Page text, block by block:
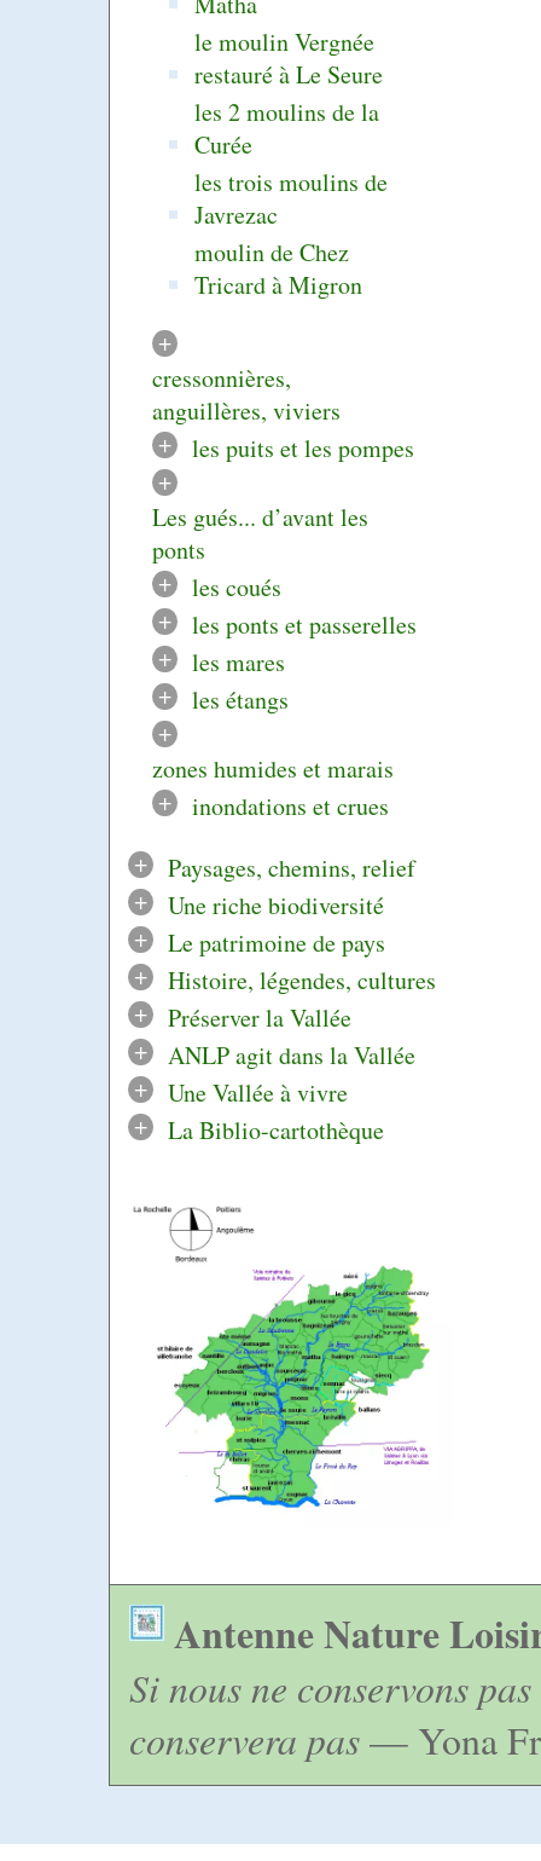
le moulin Vergnée
restauré à Le Seure
les 2 moulins de la
Curée
les trois moulins de
Javrezac
moulin de Chez
Tricard à Migron
+
cressonnières,
anguillères, viviers
+
les puits et les pompes
+
Les gués... d’avant les
ponts
+
les coués
+
les ponts et passerelles
+
les mares
+
les étangs
+
zones humides et marais
+
inondations et crues
+
Paysages, chemins, relief
+
Une riche biodiversité
+
Le patrimoine de pays
+
Histoire, légendes, cultures
+
Préserver la Vallée
+
ANLP agit dans la Vallée
+
Une Vallée à vivre
+
La Biblio-cartothèque
Antenne Nature
Si nous ne conservons
conservera pas— Yona